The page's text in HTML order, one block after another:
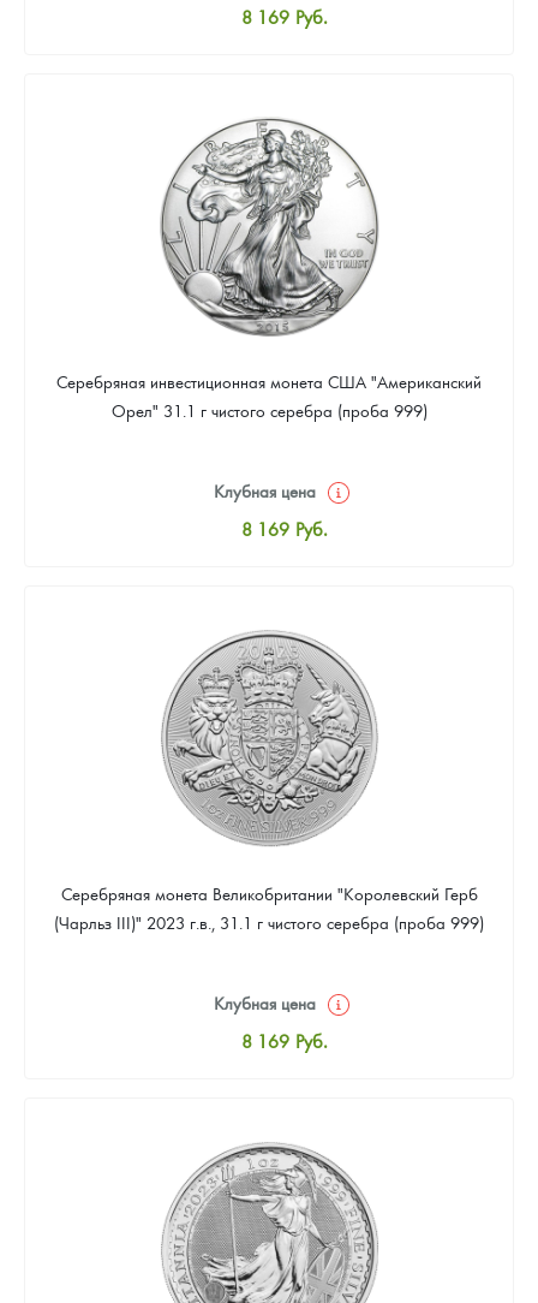
8 169 Руб.
Цена выкупа
Звоните
Серебряная инвестиционная монета США "Американский
Орел" 31.1 г чистого серебра (проба 999)
Клубная цена
8 169 Руб.
Цена выкупа
Звоните
Серебряная монета Великобритании "Королевский Герб
(Чарльз III)" 2023 г.в., 31.1 г чистого серебра (проба 999)
Клубная цена
8 169 Руб.
Цена выкупа
Звоните